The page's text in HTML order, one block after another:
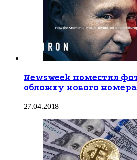
Newsweek поместил
обложку нового номера
27.04.2018